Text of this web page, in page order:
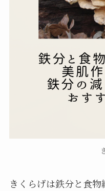
きくらげは鉄分と食